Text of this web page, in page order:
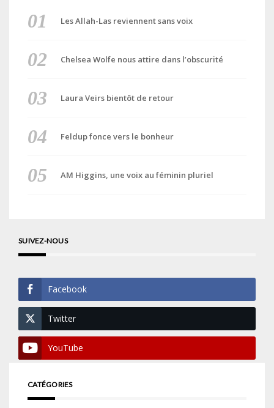
Les Allah-Las reviennent sans voix
Chelsea Wolfe nous attire dans l’obscurité
Laura Veirs bientôt de retour
Feldup fonce vers le bonheur
AM Higgins, une voix au féminin pluriel
SUIVEZ-NOUS
Facebook
Twitter
YouTube
CATÉGORIES